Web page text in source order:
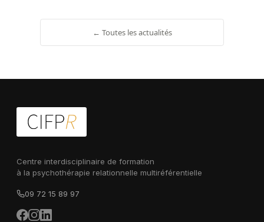
← Toutes les actualités
Centre interdisciplinaire de formation
à la psychothérapie relationnelle multiréférentielle
09 72 15 89 97